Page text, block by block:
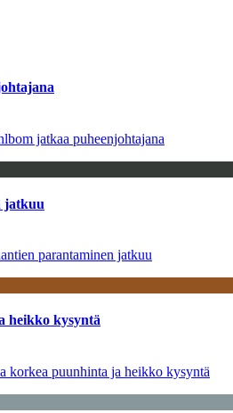
jatkaa puheenjohtajana
jatkuu
parantaminen jatkuu
heikko kysyntä
korkea puunhinta ja heikko kysyntä